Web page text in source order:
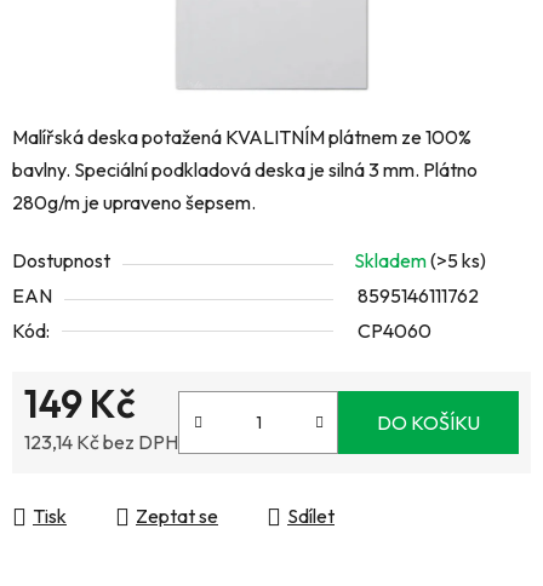
Malířská deska potažená KVALITNÍM plátnem ze 100%
bavlny. Speciální podkladová deska je silná 3 mm. Plátno
280g/m je upraveno šepsem.
Dostupnost Skladem(>5 ks)
EAN
8595146111762
Kód:
CP4060
149 Kč
123,14 Kč bez DPH
DO KOŠÍKU
Tisk Zeptat se Sdílet